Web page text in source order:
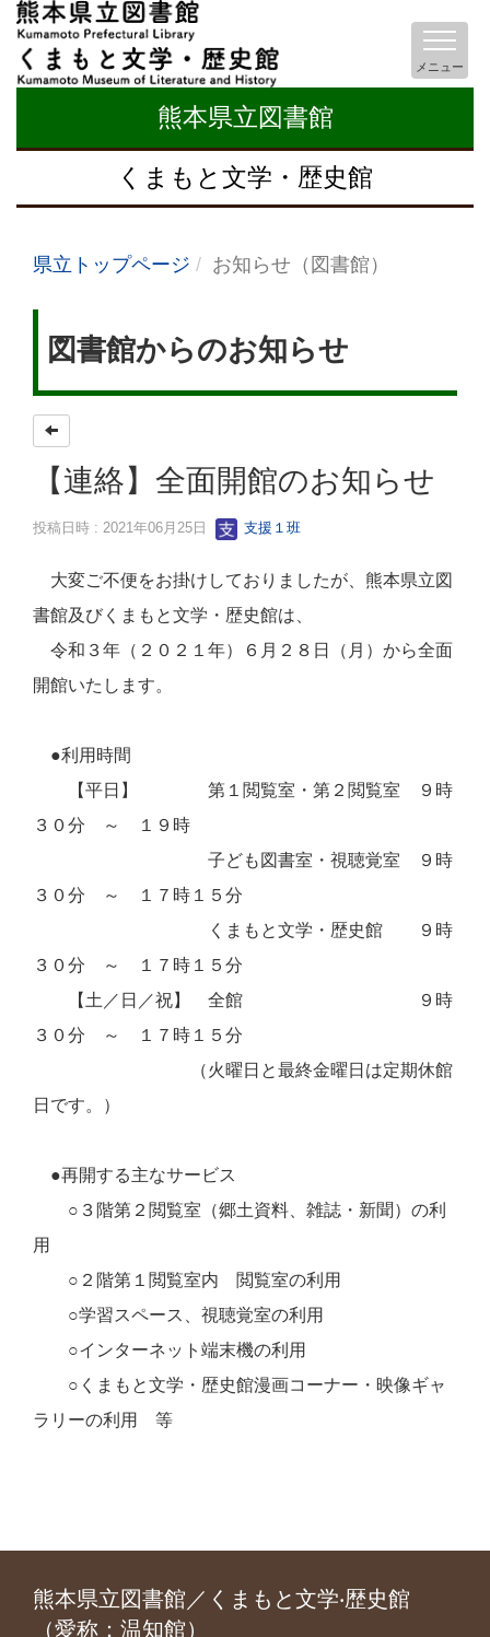
熊本県立図書館
くまもと文学・歴史館
メニュー
県立トップページ お知らせ（図書館）
図書館からのお知らせ
【連絡】全面開館のお知らせ
投稿日時 : 2021年06月25日 支援１班
大変ご不便をお掛けしておりましたが、熊本県立図
書館及びくまもと文学・歴史館は、
令和３年（２０２１年）６月２８日（月）から全面
開館いたします。
●利用時間
【平日】 第１閲覧室・第２閲覧室 ９時
３０分 ～ １９時
子ども図書室・視聴覚室 ９時
３０分 ～ １７時１５分
くまもと文学・歴史館 ９時
３０分 ～ １７時１５分
【土／日／祝】 全館 ９時
３０分 ～ １７時１５分
（火曜日と最終金曜日は定期休館
日です。）
●再開する主なサービス
○３階第２閲覧室（郷土資料、雑誌・新聞）の利
用
○２階第１閲覧室内 閲覧室の利用
○学習スペース、視聴覚室の利用
○インターネット端末機の利用
○くまもと文学・歴史館漫画コーナー・映像ギャ
ラリーの利用 等
熊本県立図書館／くまもと文学‧歴史館
（愛称：温知館）